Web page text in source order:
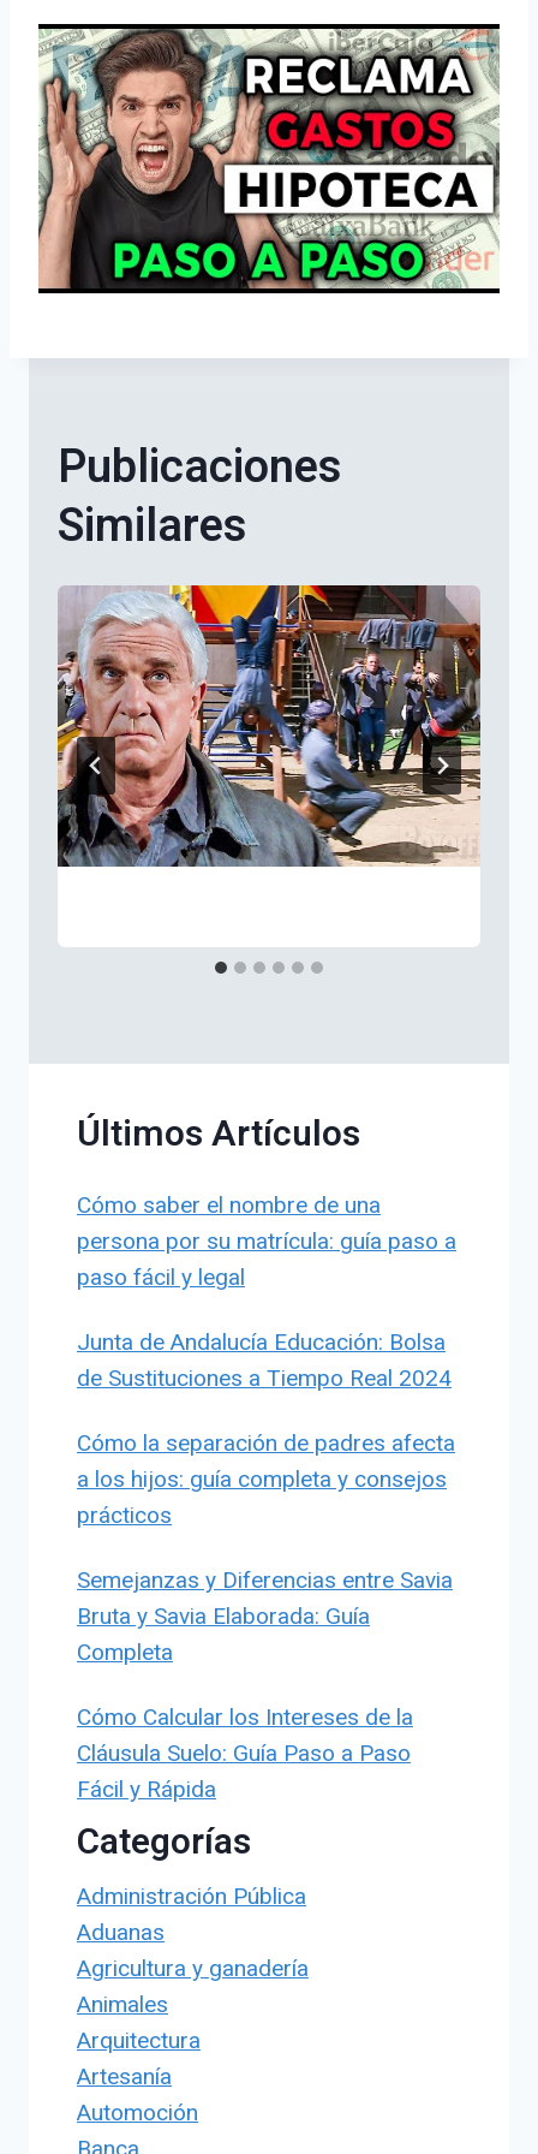
Publicaciones
Similares
Últimos Artículos
Cómo saber el nombre de una
persona por su matrícula: guía paso a
paso fácil y legal
Junta de Andalucía Educación: Bolsa
de Sustituciones a Tiempo Real 2024
Cómo la separación de padres afecta
a los hijos: guía completa y consejos
prácticos
Semejanzas y Diferencias entre Savia
Bruta y Savia Elaborada: Guía
Completa
Cómo Calcular los Intereses de la
Cláusula Suelo: Guía Paso a Paso
Fácil y Rápida
Categorías
Administración Pública
Aduanas
Agricultura y ganadería
Animales
Arquitectura
Artesanía
Automoción
Banca